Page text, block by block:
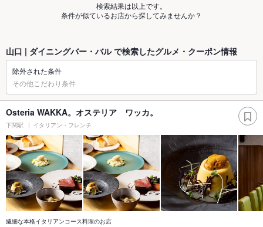
検索結果は以上です。
条件が似ているお店から探してみませんか？
山口 | ダイニングバー・バル で検索したグルメ・クーポン情報
除外された条件
その他こだわり条件
Osteria WAKKA。オステリア ワッカ。
下関駅 イタリアン・フレンチ
繊細な本格イタリアンコース料理のお店